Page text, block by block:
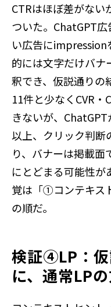
CTRはほぼ差がな
ついた。ChatGPT
い広告にimpression
的には文字だけバナ
釈でき、仮説通りの
11件と少なくCVR・
きないが、
以上、クリック判断
り、バナーは掲載
にとどまる可能性
覚は「①コンテキ
の順だ。
検証④LP：
に、通常LP